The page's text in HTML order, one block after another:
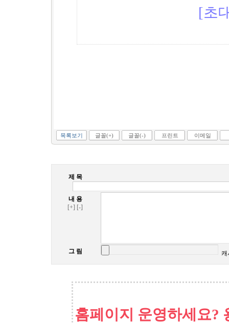
[초
목록보기 글꼴(+) 글꼴(-) 프린트 이메일
제 목
내 용
[+] [-]
그 림 캐
홈페이지 운영하세요?